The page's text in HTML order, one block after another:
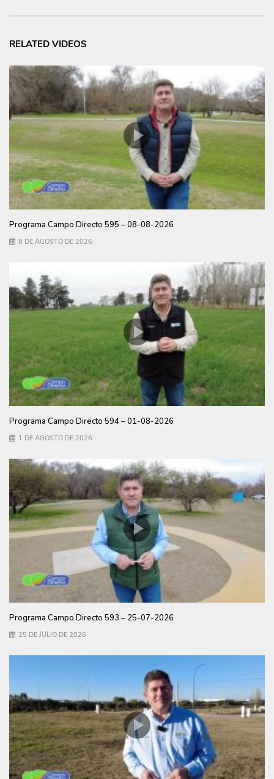
RELATED VIDEOS
Programa Campo Directo 595 – 08-08-2026
8 DE AGOSTO DE 2026
Programa Campo Directo 594 – 01-08-2026
1 DE AGOSTO DE 2026
Programa Campo Directo 593 – 25-07-2026
25 DE JULIO DE 2026